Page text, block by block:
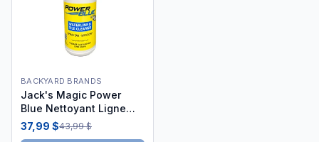
BACKYARD BRANDS
Jack's Magic Power
Blue Nettoyant Ligne
d'Eau et Tuiles 1L
JMS04950
37,99 $43,99 $